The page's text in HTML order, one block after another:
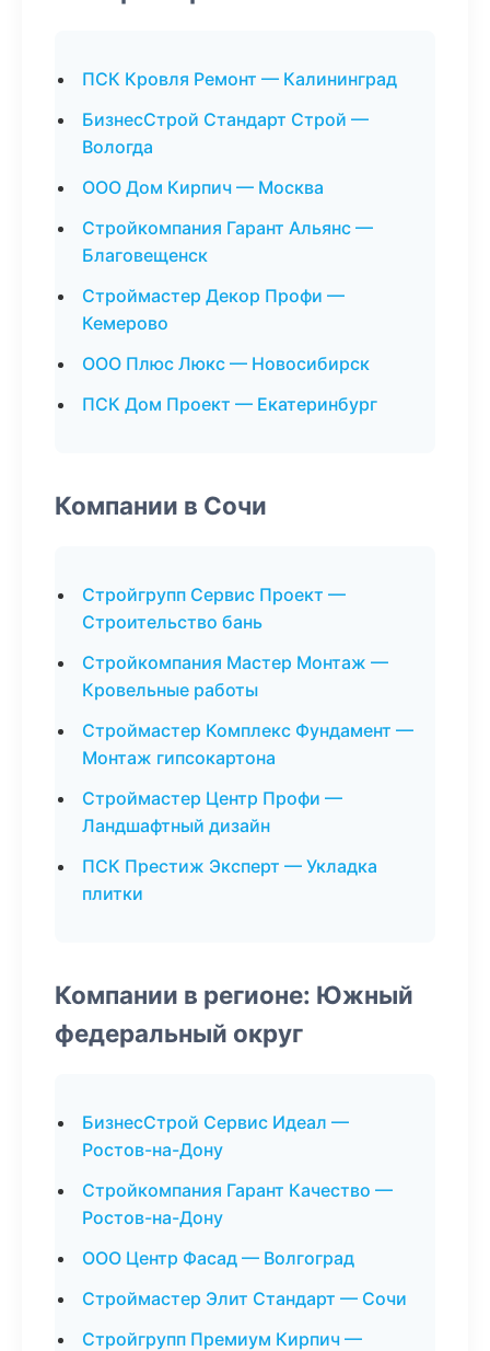
ПСК Кровля Ремонт — Калининград
БизнесСтрой Стандарт Строй —
Вологда
ООО Дом Кирпич — Москва
Стройкомпания Гарант Альянс —
Благовещенск
Строймастер Декор Профи —
Кемерово
ООО Плюс Люкс — Новосибирск
ПСК Дом Проект — Екатеринбург
Компании в Сочи
Стройгрупп Сервис Проект —
Строительство бань
Стройкомпания Мастер Монтаж —
Кровельные работы
Строймастер Комплекс Фундамент —
Монтаж гипсокартона
Строймастер Центр Профи —
Ландшафтный дизайн
ПСК Престиж Эксперт — Укладка
плитки
Компании в регионе: Южный
федеральный округ
БизнесСтрой Сервис Идеал —
Ростов-на-Дону
Стройкомпания Гарант Качество —
Ростов-на-Дону
ООО Центр Фасад — Волгоград
Строймастер Элит Стандарт — Сочи
Стройгрупп Премиум Кирпич —